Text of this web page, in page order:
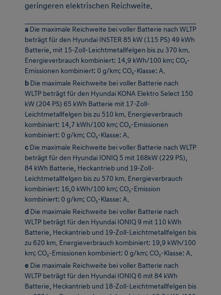
beträgt für den Hyundai INSTER 85 kW (115 PS) 49 kWh
Energieverbrauch kombiniert: 14,9 kWh/100 km; CO₂-
Emissionen kombiniert: 0 g/km; CO₂-Klasse: A.
bDie maximale Reichweite bei voller Batterie nach
WLTP beträgt für den Hyundai KONA Elektro Select 150
kW (204 PS) 65 kWh Batterie mit 17-Zoll-
Leichtmetallfelgen bis zu 510 km. Energieverbrauch
kombiniert: 14,7 kWh/100 km; CO₂-Emissionen
kombiniert: 0 g/km; CO₂-Klasse: A.
c Die maximale Reichweite bei voller Batterie nach WLTP
beträgt für den Hyundai IONIQ 5 mit 168kW (229 PS),
84 kWh Batterie, Heckantrieb und 19-Zoll-
Leichtmetallfelgen bis zu 570 km. Energieverbrauch
kombiniert: 16,0 kWh/100 km; CO₂-Emission
kombiniert: 0 g/km; CO₂-Klasse: A.
dDie maximale Reichweite bei voller Batterie nach
WLTP beträgt für den Hyundai IONIQ 9 mit 110 kWh
Batterie, Heckantrieb und 19-Zoll-Leichtmetallfelgen bis
zu 620 km. Energieverbrauch kombiniert: 19,9 kWh/100
km; CO₂-Emissionen kombiniert: 0 g/km; CO₂-Klasse: A.
eDie maximale Reichweite bei voller Batterie nach
WLTP beträgt für den Hyundai IONIQ 6 mit 84 kWh
Batterie, Heckantrieb und 18-Zoll-Leichtmetallfelgen bis
zu 680 km. Energieverbrauch kombiniert: 13,5 kWh/100
km; CO₂-Emissionen kombiniert: 0 g/km; CO₂-Klasse: A.